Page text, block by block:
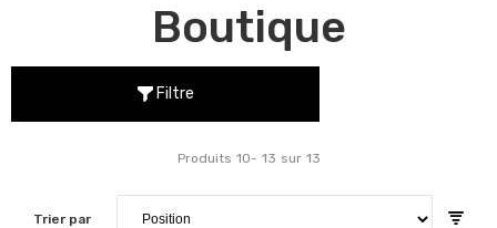
Boutique
Filtre
Trier par
Produits 10- 13 sur 13